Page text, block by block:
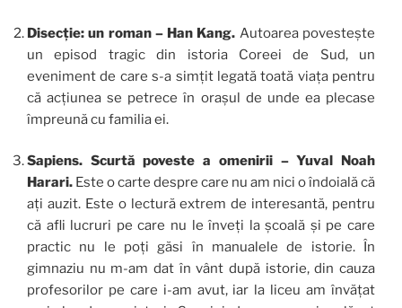
Disecție: un roman – Han Kang. Autoarea povestește
un episod tragic din istoria Coreei de Sud, un
eveniment de care s-a simțit legată toată viața pentru
că acțiunea se petrece în orașul de unde ea plecase
împreună cu familia ei.
Sapiens. Scurtă poveste a omenirii – Yuval Noah
Harari. Este o carte despre care nu am nici o îndoială că
ați auzit. Este o lectură extrem de interesantă, pentru
că afli lucruri pe care nu le înveți la școală și pe care
practic nu le poți găsi în manualele de istorie. În
gimnaziu nu m-am dat în vânt după istorie, din cauza
profesorilor pe care i-am avut, iar la liceu am învățat